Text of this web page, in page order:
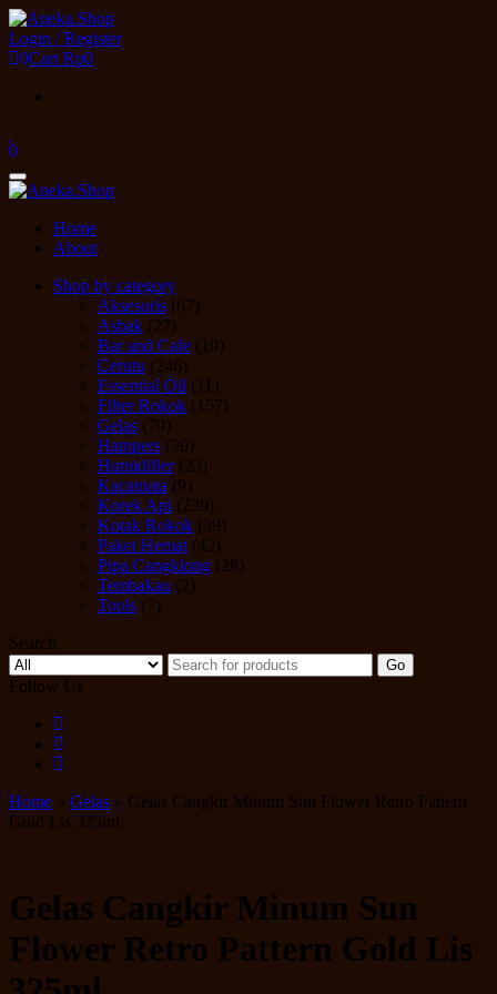
Skip
to
the
Login / Register
0Cart Rp0
0
Toggle
navigation
Home
About
Shop by category
Aksesoris (67)
Asbak (27)
Bar and Cafe (19)
Cerutu (246)
Essential Oil (11)
Filter Rokok (157)
Gelas (79)
Hampers (30)
Humidifier(23)
Kacamata (9)
Korek Api (239)
Kotak Rokok (39)
Paket Hemat (42)
Pipa Cangklong (28)
Tembakau (2)
Tools (7)
Search
Go
Follow Us
Home » Gelas » Gelas Cangkir Minum Sun Flower Retro Pattern
Gold Lis 325ml
Gelas Cangkir Minum Sun
Flower Retro Pattern Gold Lis